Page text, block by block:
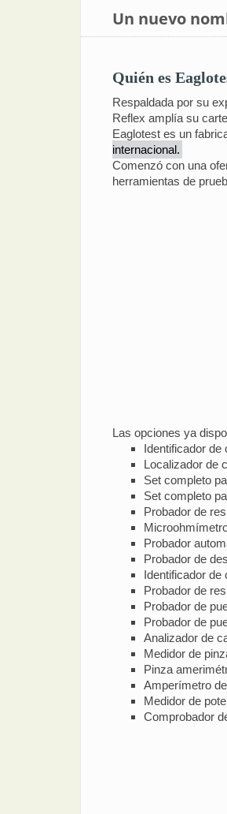
Un nuevo
Quién es
Respaldada por su
Reflex amplía su
Eaglotest es un
internacional.
Comenzó con una
herramientas de
Las opciones ya
Identificador de
Localizador de
Set completo
Set completo
Probador de
Probador
Probador de
Identificador de
Probador de
Probador de
Probador de
Analizador de
Medidor de
Pinza
Amperímetro
Medidor de
Comprobador